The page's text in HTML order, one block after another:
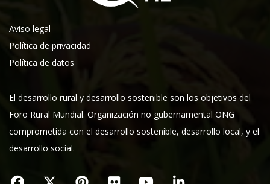
Aviso legal
Política de privacidad
Política de datos
El desarrollo rural y desarrollo sostenible son los objetivos del
Foro Rural Mundial. Organización no gubernamental ONG
comprometida con el desarrollo sostenible, desarrollo local, y el
desarrollo social.